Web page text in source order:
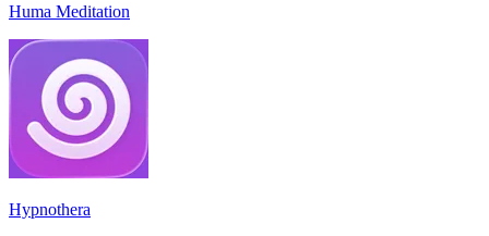
Huma Meditation
Hypnothera